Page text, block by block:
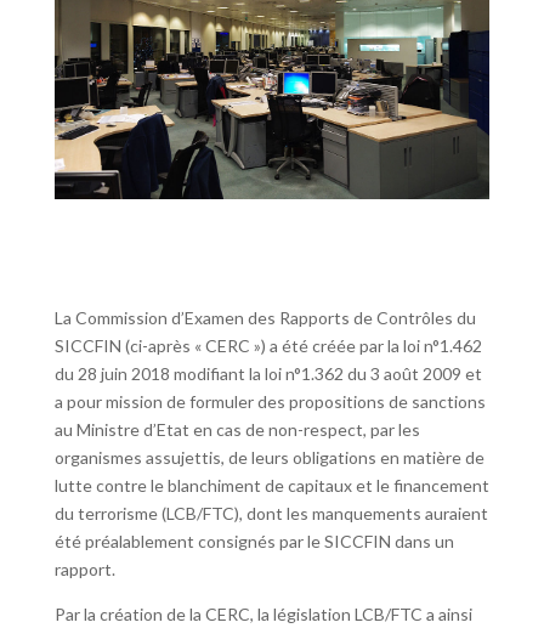
La Commission d’Examen des Rapports de Contrôles du
SICCFIN (ci-après « CERC ») a été créée par la loi n°1.462
du 28 juin 2018 modifiant la loi n°1.362 du 3 août 2009 et
a pour mission de formuler des propositions de sanctions
au Ministre d’Etat en cas de non-respect, par les
organismes assujettis, de leurs obligations en matière de
lutte contre le blanchiment de capitaux et le financement
du terrorisme (LCB/FTC), dont les manquements auraient
été préalablement consignés par le SICCFIN dans un
rapport.
Par la création de la CERC, la législation LCB/FTC a ainsi